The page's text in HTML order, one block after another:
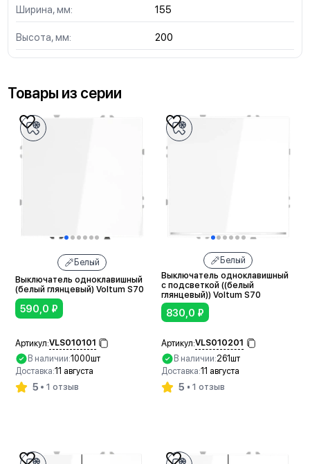
Ширина, мм: 155
Высота, мм: 200
Товары из серии
Белый
Выключатель одноклавишный
(белый глянцевый) Voltum S70
590,0 ₽
Артикул:VLS010101
В наличии:1000шт
Доставка:11 августа
5 1 отзыв
Белый
Выключатель одноклавишный
с подсветкой ((белый
глянцевый)) Voltum S70
830,0 ₽
Артикул:VLS010201
В наличии:261шт
Доставка:11 августа
5 1 отзыв